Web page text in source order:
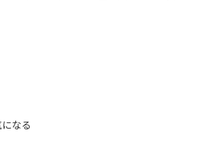
なる